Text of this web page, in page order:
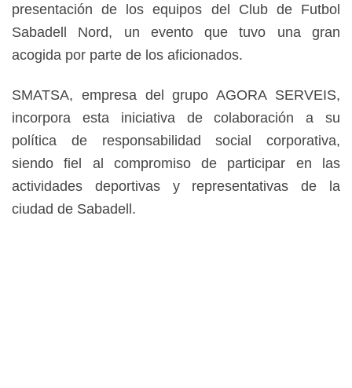
presentación de los equipos del Club de Futbol
Sabadell Nord, un evento que tuvo una gran
acogida por parte de los aficionados.
SMATSA, empresa del grupo AGORA SERVEIS,
incorpora esta iniciativa de colaboración a su
política de responsabilidad social corporativa,
siendo fiel al compromiso de participar en las
actividades deportivas y representativas de la
ciudad de Sabadell.